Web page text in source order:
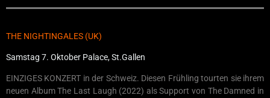
THE NIGHTINGALES (UK)
Samstag 7. Oktober Palace, St.Gallen
EINZIGES KONZERT in der Schweiz. Diesen Frühling tourten sie ihrem
neuen Album The Last Laugh (2022) als Support von The Damned in